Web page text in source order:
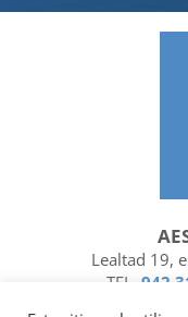
Lealtad 19,
TEL. 942